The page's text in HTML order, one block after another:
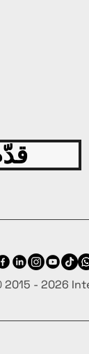
2015 - 2026